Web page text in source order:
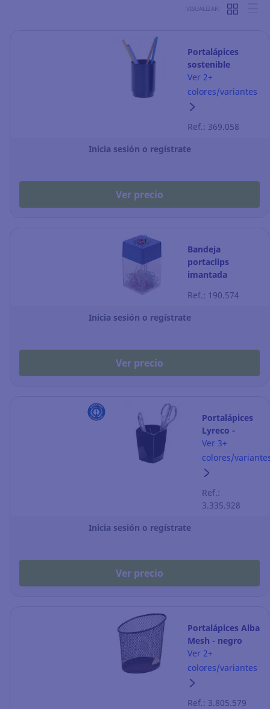
VISUALIZAR:
Portalápices
sostenible
Archivo 2000 -
negro
Ver 2+
colores/variantes
Ref.: 369.058
Inicia sesión o regístrate
Ver precio
Bandeja
portaclips
imantada
Ref.: 190.574
Inicia sesión o regístrate
Ver precio
Portalápices
Lyreco -
negro
Ver 3+
colores/
Ref.:
3.335.928
Inicia sesión o regístrate
Ver precio
Portalápices Alba
Mesh - negro
Ver 2+
colores/variantes
Ref.: 3.805.579